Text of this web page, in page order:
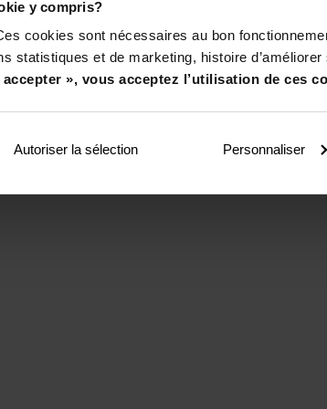
y compris?
cookies sont nécessaires au bon
statistiques et de marketing, histoire
», vous acceptez l’utilisation de ces
Autoriser la sélection Personnaliser